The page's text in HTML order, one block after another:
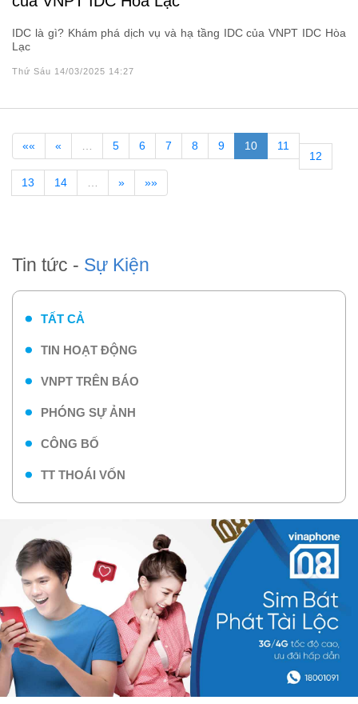
IDC là gì? Khám phá dịch vụ và hạ tầng IDC của VNPT IDC Hòa
Lạc
Thứ Sáu 14/03/2025 14:27
«« « … 5 6 7 8 9 10
11
12
13 14 … » »»
Tin tức - Sự Kiện
TẤT CẢ
TIN HOẠT ĐỘNG
VNPT TRÊN BÁO
PHÓNG SỰ ẢNH
CÔNG BỐ
TT THOÁI VỐN